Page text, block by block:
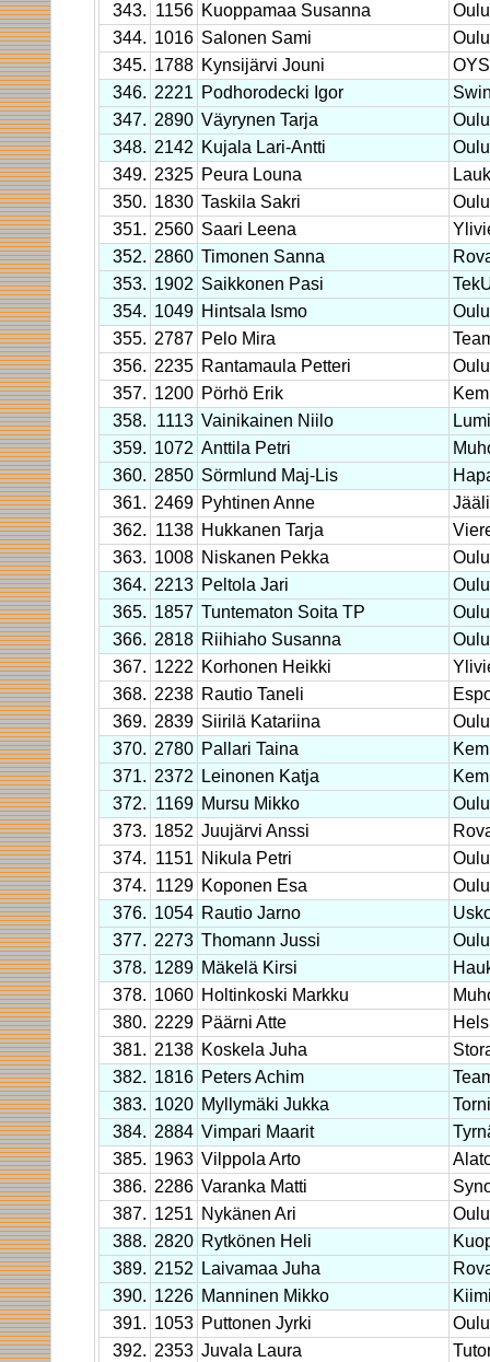
343. 1156 Kuoppamaa Susanna
Oulu
344. 1016 Salonen Sami
Oulu
345. 1788 Kynsijärvi Jouni
346. 2221 Podhorodecki Igor
347. 2890 Väyrynen Tarja
Oulu
348. 2142 Kujala Lari-Antti
Oulu
349. 2325 Peura Louna
350. 1830 Taskila Sakri
Oulu
351. 2560 Saari Leena
352. 2860 Timonen Sanna
353. 1902 Saikkonen Pasi
354. 1049 Hintsala Ismo
355. 2787 Pelo Mira
356. 2235 Rantamaula Petteri
Oulu
357. 1200 Pörhö Erik
358.
1113 Vainikainen Niilo
359. 1072 Anttila Petri
360. 2850 Sörmlund Maj-Lis
361. 2469 Pyhtinen Anne
Jääli
362. 1138 Hukkanen Tarja
363. 1008 Niskanen Pekka
Oulu
364. 2213 Peltola Jari
Oulu
365. 1857 Tuntematon Soita TP
Oulu
366. 2818 Riihiaho Susanna
367. 1222 Korhonen Heikki
368. 2238 Rautio Taneli
369. 2839 Siirilä Katariina
370. 2780 Pallari Taina
371. 2372 Leinonen Katja
372. 1169 Mursu Mikko
Oulu
373. 1852 Juujärvi Anssi
374. 1151 Nikula Petri
374. 1129 Koponen Esa
Oulu
376. 1054 Rautio Jarno
377. 2273 Thomann Jussi
Oulu
378. 1289 Mäkelä Kirsi
378. 1060 Holtinkoski Markku
380. 2229 Päärni Atte
381. 2138 Koskela Juha
382. 1816 Peters Achim
383. 1020 Myllymäki Jukka
384. 2884 Vimpari Maarit
385. 1963 Vilppola Arto
386. 2286 Varanka Matti
387. 1251 Nykänen Ari
Oulu
388. 2820 Rytkönen Heli
389. 2152 Laivamaa Juha
390. 1226 Manninen Mikko
391. 1053 Puttonen Jyrki
392. 2353 Juvala Laura